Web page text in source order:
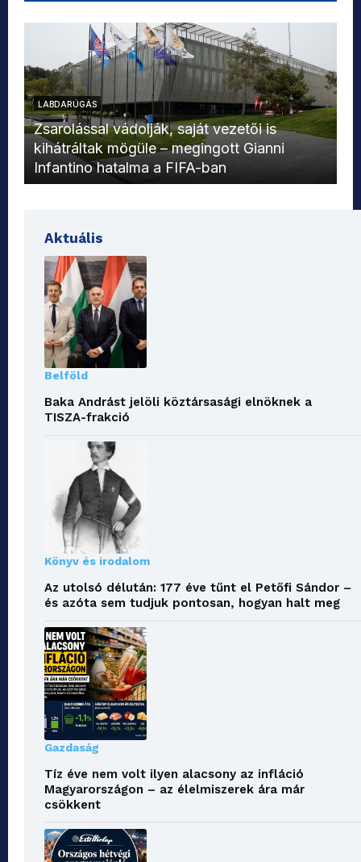
LABDARÚGÁS
Zsarolással vádolják, saját vezetői is
kihátráltak mögüle – megingott Gianni
Infantino hatalma a FIFA-ban
Aktuális
Belföld
Baka Andrást jelöli köztársasági elnöknek a
TISZA-frakció
Könyv és irodalom
Az utolsó délután: 177 éve tűnt el Petőfi Sándor –
és azóta sem tudjuk pontosan, hogyan halt meg
Gazdaság
Tíz éve nem volt ilyen alacsony az infláció
Magyarországon – az élelmiszerek ára már
csökkent